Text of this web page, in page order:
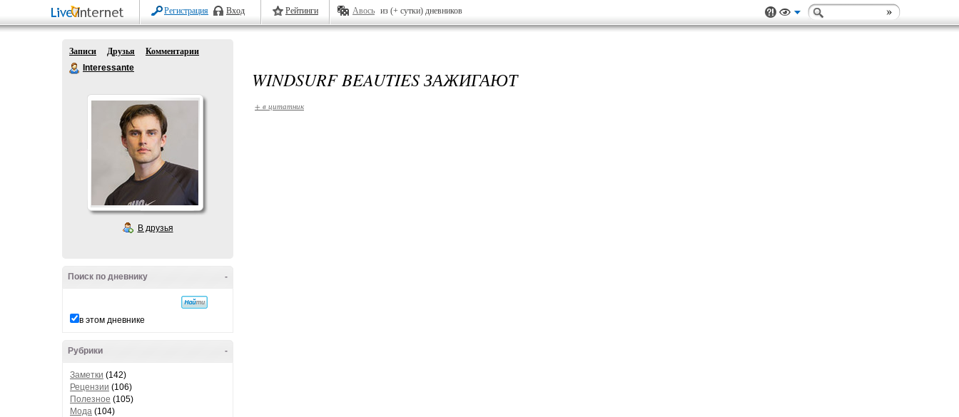
Регистрация Вход Рейтинги Авось из (+ сутки) дневников
Записи Друзья
Комментарии
Interessante
В друзья
-
Поиск по дневнику
в этом дневнике
-
Рубрики
Заметки (142)
Рецензии (106)
Полезное (105)
Мода (104)
WINDSURF BEAUTIES ЗАЖИГАЮТ
+ в цитатник